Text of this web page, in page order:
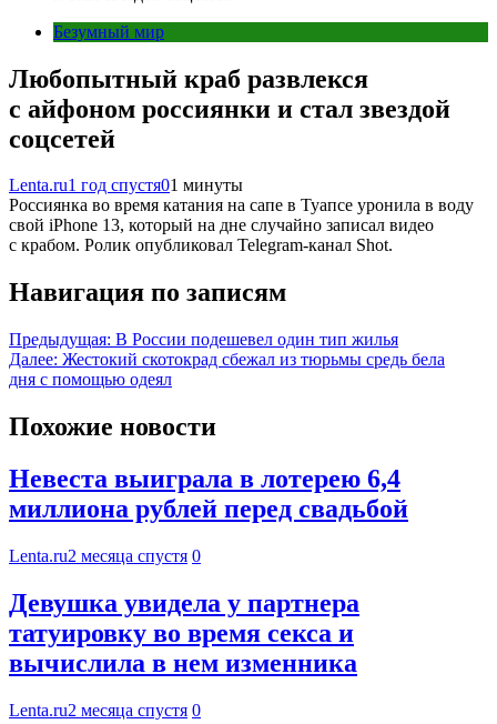
Безумный мир
Любопытный краб развлекся
с айфоном россиянки и стал звездой
соцсетей
Lenta.ru1 год спустя01 минуты
Россиянка во время катания на сапе в Туапсе уронила в воду
свой iPhone 13, который на дне случайно записал видео
с крабом. Ролик опубликовал Telegram-канал Shot.
Навигация по записям
Предыдущая: В России подешевел один тип жилья
Далее: Жестокий скотокрад сбежал из тюрьмы средь бела
дня с помощью одеял
Похожие новости
Невеста выиграла в лотерею 6,4
миллиона рублей перед свадьбой
Lenta.ru2 месяца спустя 0
Девушка увидела у партнера
татуировку во время секса и
вычислила в нем изменника
Lenta.ru2 месяца спустя 0